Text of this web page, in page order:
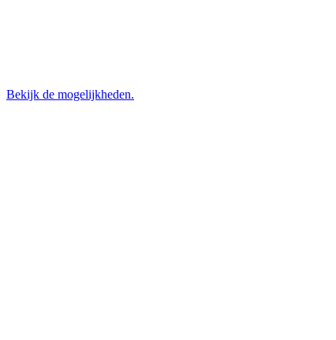
Bekijk de mogelijkheden.